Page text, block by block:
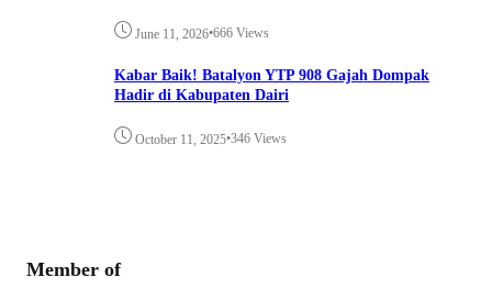
June 11, 2026•666 Views
Kabar Baik! Batalyon YTP 908 Gajah Dompak
Hadir di Kabupaten Dairi
October 11, 2025•346 Views
Member of